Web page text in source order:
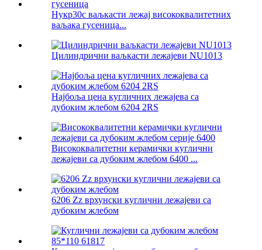
Нукр30с ваљкасти лежај висококвалитетних
ваљака гусеница...
Цилиндрични ваљкасти лежајеви NU1013
Најбоља цена кугличних лежајева са
дубоким жлебом 6204 2RS
Висококвалитетни керамички куглични
лежајеви са дубоким жлебом 6400 ...
6206 Zz врхунски куглични лежајеви са
дубоким жлебом